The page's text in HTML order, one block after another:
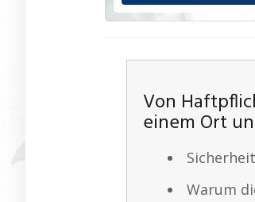
Von
einem Ort
Warum